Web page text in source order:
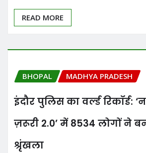
READ MORE
BHOPAL MADHYA PRADESH
इंदौर पुलिस का वर्ल्ड रिकॉर्ड:
ज़रूरी 2.0’ में 8534 लोगों ने
श्रृंखला